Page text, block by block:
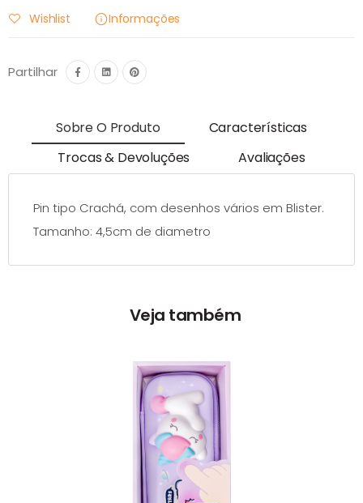
Wishlist Informações
Partilhar
Sobre O Produto
Características
Trocas & Devoluções
Avaliações
Pin tipo Crachá, com desenhos vários em Blister.
Tamanho: 4,5cm de diametro
Veja também